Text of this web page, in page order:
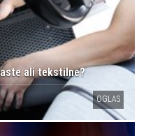
ali tekstilne?
OGLAS